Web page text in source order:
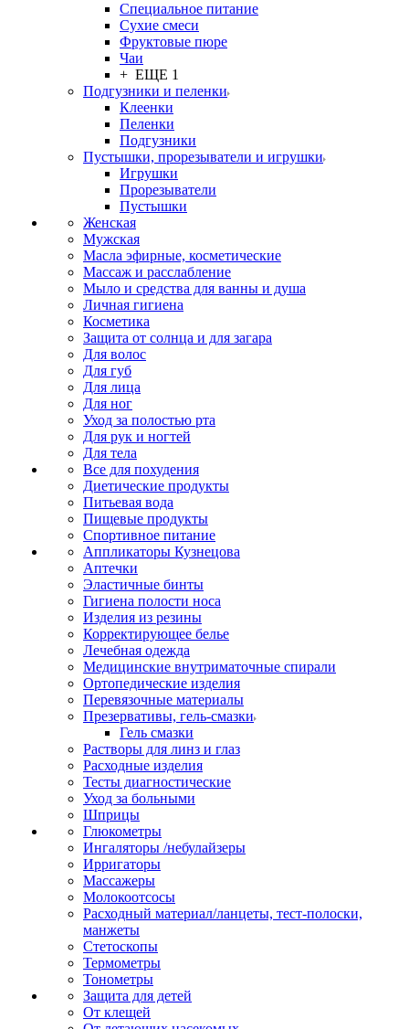
Специальное питание
Сухие смеси
Фруктовые пюре
Чаи
+ ЕЩЕ 1
Подгузники и пеленки
Клеенки
Пеленки
Подгузники
Пустышки, прорезыватели и игрушки
Игрушки
Прорезыватели
Пустышки
Женская
Мужская
Масла эфирные, косметические
Массаж и расслабление
Мыло и средства для ванны и душа
Личная гигиена
Косметика
Защита от солнца и для загара
Для волос
Для губ
Для лица
Для ног
Уход за полостью рта
Для рук и ногтей
Для тела
Все для похудения
Диетические продукты
Питьевая вода
Пищевые продукты
Спортивное питание
Аппликаторы Кузнецова
Аптечки
Эластичные бинты
Гигиена полости носа
Изделия из резины
Корректирующее белье
Лечебная одежда
Медицинские внутриматочные спирали
Ортопедические изделия
Перевязочные материалы
Презервативы, гель-смазки
Гель смазки
Растворы для линз и глаз
Расходные изделия
Тесты диагностические
Уход за больными
Шприцы
Глюкометры
Ингаляторы /небулайзеры
Ирригаторы
Массажеры
Молокоотсосы
Расходный материал/ланцеты, тест-полоски,
манжеты
Стетоскопы
Термометры
Тонометры
Защита для детей
От клещей